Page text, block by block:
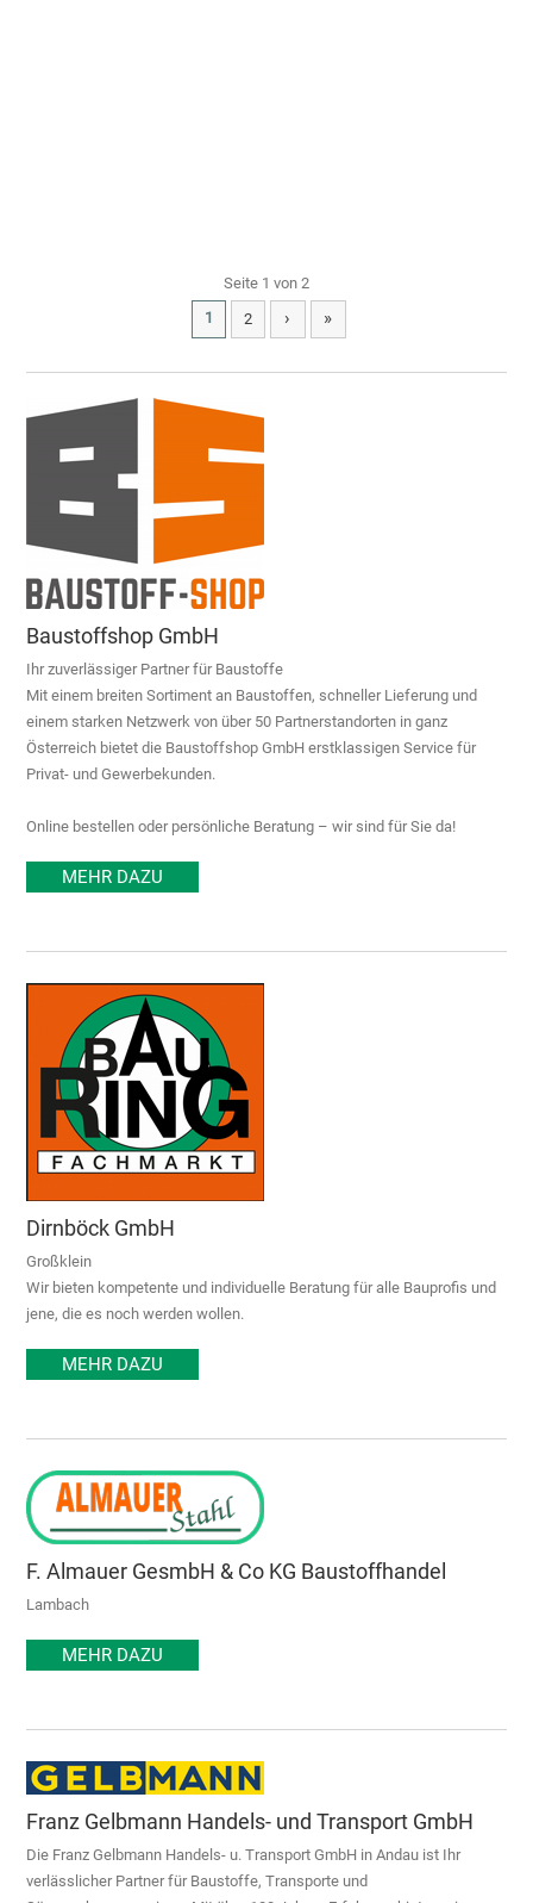
Seite 1 von 2
1
2 › »
Baustoffshop GmbH
Ihr zuverlässiger Partner für Baustoffe
Mit einem breiten Sortiment an Baustoffen, schneller Lieferung und
einem starken Netzwerk von über 50 Partnerstandorten in ganz
Österreich bietet die Baustoffshop GmbH erstklassigen Service für
Privat- und Gewerbekunden.
Online bestellen oder persönliche Beratung – wir sind für Sie da!
MEHR DAZU
Dirnböck GmbH
Großklein
Wir bieten kompetente und individuelle Beratung für alle Bauprofis und
jene, die es noch werden wollen.
MEHR DAZU
F. Almauer GesmbH & Co KG Baustoffhandel
Lambach
MEHR DAZU
Franz Gelbmann Handels- und Transport GmbH
Die Franz Gelbmann Handels- u. Transport GmbH in Andau ist Ihr
verlässlicher Partner für Baustoffe, Transporte und